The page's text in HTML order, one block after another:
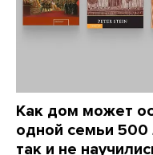
Как дом может
одной семьи 500
так и не